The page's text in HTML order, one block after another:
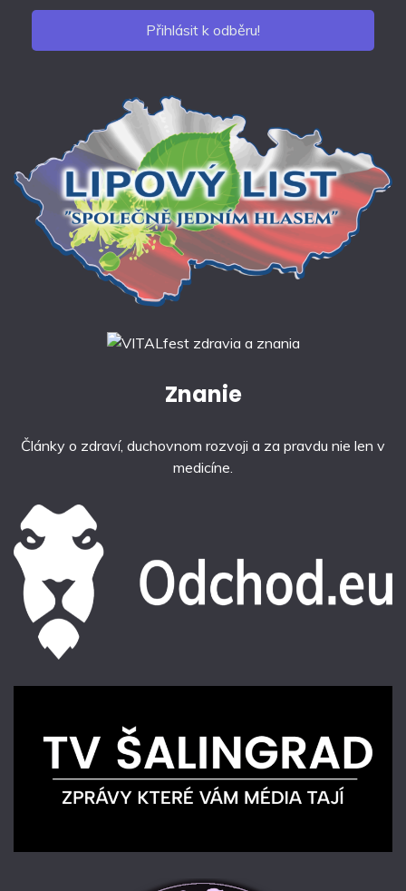
Znanie
Články o zdraví, duchovnom rozvoji a za pravdu nie len v
medicíne.